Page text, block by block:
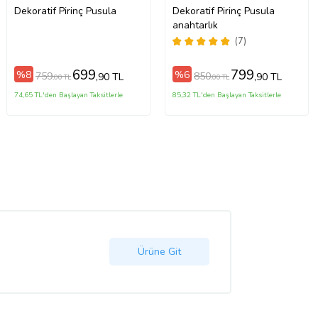
Dekoratif Pirinç Pusula
%8 759,00 TL 699,90 TL
74,65 TL'den Başlayan Taksitlerle
Dekoratif Pirinç Pusula
anahtarlık
(7)
%6 850,00 TL 799,90 TL
85,32 TL'den Başlayan Taksitlerle
Ürüne Git